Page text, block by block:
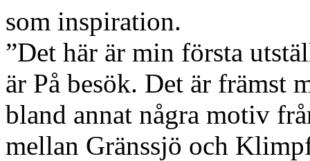
som inspiration.
”Det här är min första
är På besök. Det är
bland annat några motiv
mellan Gränssjö och